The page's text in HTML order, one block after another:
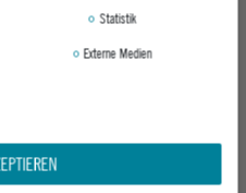
Statistik
Externe Medien